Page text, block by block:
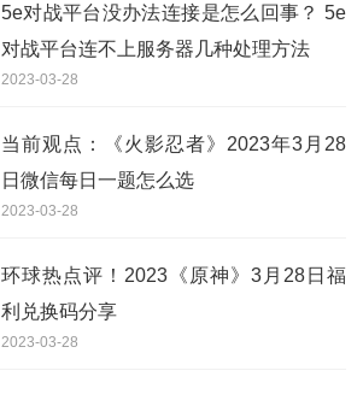
5e对战平台没办法连接是怎么回事？ 5e
对战平台连不上服务器几种处理方法
2023-03-28
当前观点：《火影忍者》2023年3月28
日微信每日一题怎么选
2023-03-28
环球热点评！2023《原神》3月28日福
利兑换码分享
2023-03-28